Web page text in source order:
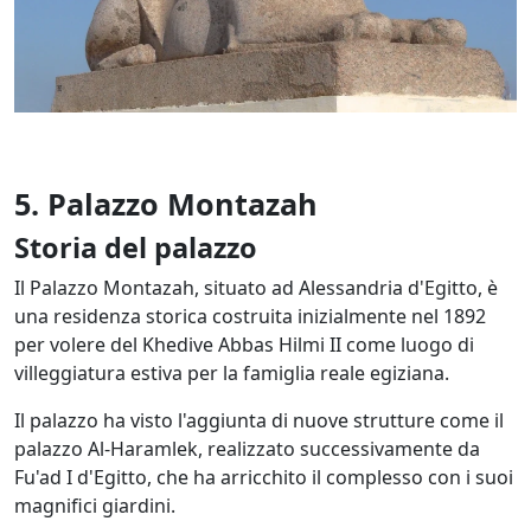
5. Palazzo Montazah
Storia del palazzo
Il Palazzo Montazah, situato ad Alessandria d'Egitto, è
una residenza storica costruita inizialmente nel 1892
per volere del Khedive Abbas Hilmi II come luogo di
villeggiatura estiva per la famiglia reale egiziana.
Il palazzo ha visto l'aggiunta di nuove strutture come il
palazzo Al-Haramlek, realizzato successivamente da
Fu'ad I d'Egitto, che ha arricchito il complesso con i suoi
magnifici giardini.